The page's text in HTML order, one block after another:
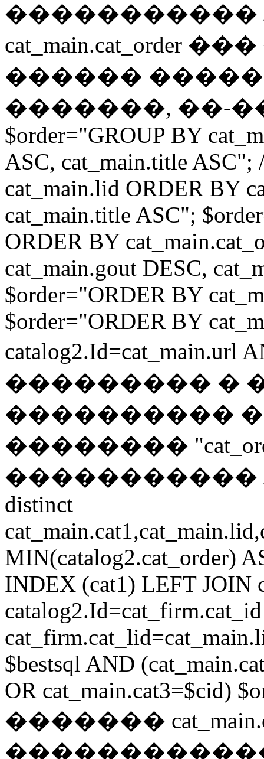
�����������
������
�������, ��-
$order="GROUP BY
ASC, cat_main.title ASC";
cat_main.lid ORDER BY
cat_main.title ASC";
ORDER BY
cat_main.gout DESC,
$order="ORDER BY
$order="ORDER BY
��������� �
����������
��������
����������� // if
distinct
MIN(catalog2.cat_order)
INDEX (cat1) LEFT JOIN
$bestsql AND
OR cat_main.cat3=$cid)
�������